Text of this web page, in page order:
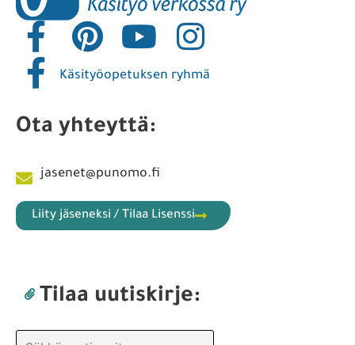
Käsityöopetuksen ryhmä
Ota yhteyttä:
jasenet@punomo.fi
Liity jäseneksi / Tilaa Lisenssi
Tilaa uutiskirje: